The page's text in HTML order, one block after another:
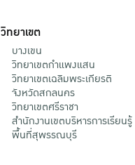
วิทยาเขต
บางเขน
วิทยาเขตกําแพงแสน
วิทยาเขตเฉลิมพระเกียรติ
จังหวัดสกลนคร
วิทยาเขตศรีราชา
สำนักงานเขตบริหารการเรียนรู้
พื้นที่สุพรรณบุรี